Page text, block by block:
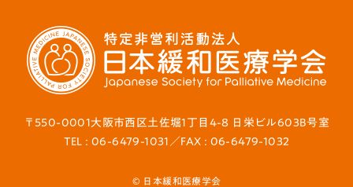
〒550-0001大阪市西区土佐堀1丁目4-8 日栄ビル603B号室
TEL : 06-6479-1031／FAX : 06-6479-1032
© 日本緩和医療学会